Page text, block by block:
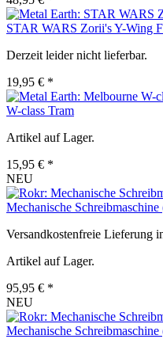
STAR WARS Zorii's Y-Wing
Derzeit leider nicht lieferbar.
19,95 € *
W-class Tram
Artikel auf Lager.
15,95 € *
NEU
Mechanische
Versandkostenfreie Lieferung
Artikel auf Lager.
95,95 € *
NEU
Mechanische Schreibmaschine